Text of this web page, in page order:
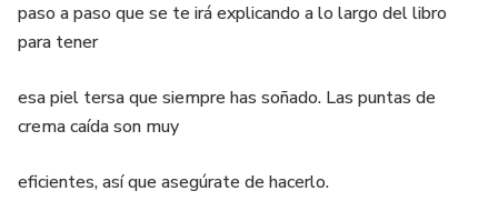
paso a paso que se te irá explicando a lo largo del libro
para tener
esa piel tersa que siempre has soñado. Las puntas de
crema caída son muy
eficientes, así que asegúrate de hacerlo.